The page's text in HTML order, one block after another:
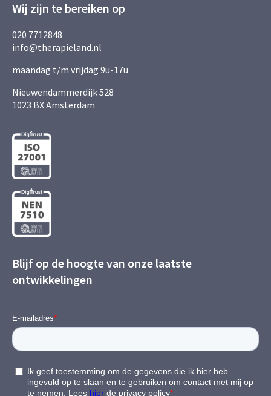
Wij zijn te bereiken op
020 7712848
info@therapieland.nl
maandag t/m vrijdag 9u-17u
Nieuwendammerdijk 528
1023 BX Amsterdam
Blijf op de hoogte van onze laatste
ontwikkelingen